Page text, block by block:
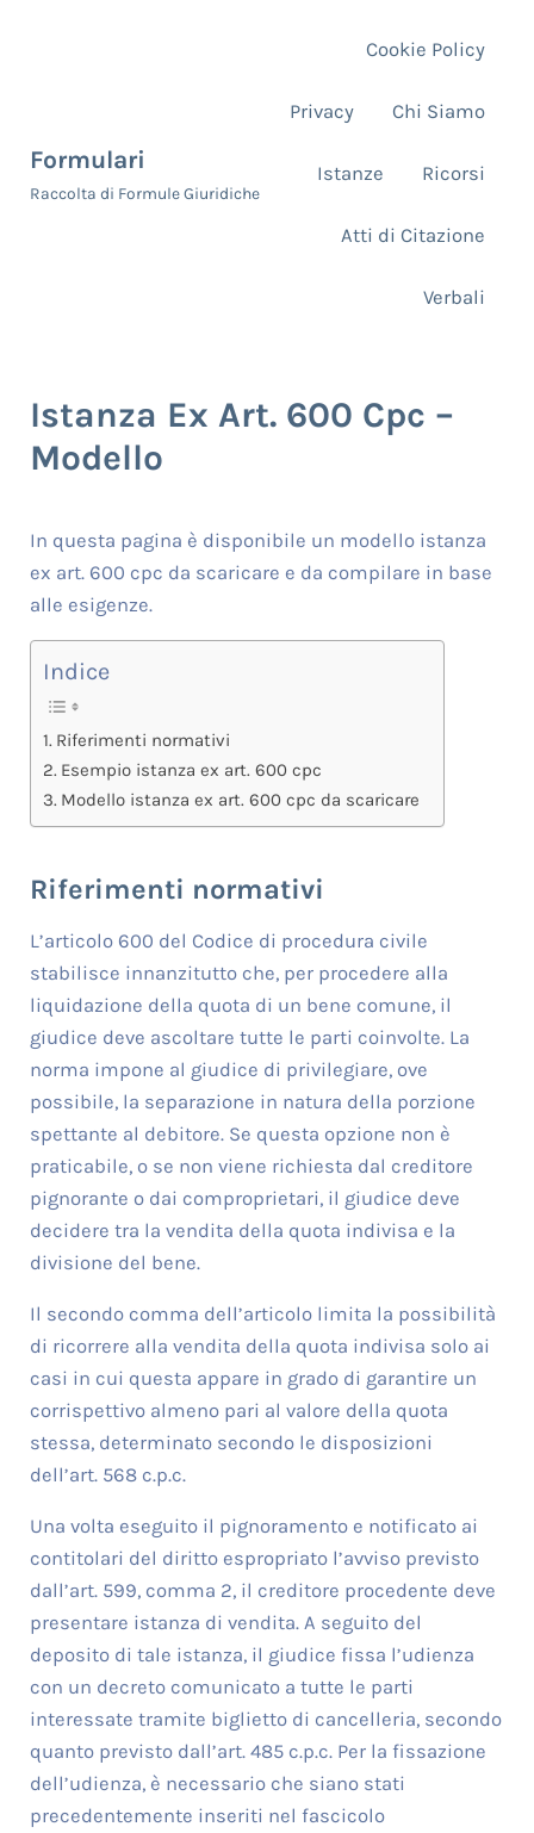
Formulari
Raccolta di Formule Giuridiche
Cookie Policy
Privacy Chi Siamo
Istanze Ricorsi
Atti di Citazione
Verbali
Istanza Ex Art. 600 Cpc –
Modello
In questa pagina è disponibile un modello istanza
ex art. 600 cpc da scaricare e da compilare in base
alle esigenze.
Indice
Riferimenti normativi
Esempio istanza ex art. 600 cpc
Modello istanza ex art. 600 cpc da scaricare
Riferimenti normativi
L’articolo 600 del Codice di procedura civile
stabilisce innanzitutto che, per procedere alla
liquidazione della quota di un bene comune, il
giudice deve ascoltare tutte le parti coinvolte. La
norma impone al giudice di privilegiare, ove
possibile, la separazione in natura della porzione
spettante al debitore. Se questa opzione non è
praticabile, o se non viene richiesta dal creditore
pignorante o dai comproprietari, il giudice deve
decidere tra la vendita della quota indivisa e la
divisione del bene.
Il secondo comma dell’articolo limita la possibilità
di ricorrere alla vendita della quota indivisa solo ai
casi in cui questa appare in grado di garantire un
corrispettivo almeno pari al valore della quota
stessa, determinato secondo le disposizioni
dell’art. 568 c.p.c.
Una volta eseguito il pignoramento e notificato ai
contitolari del diritto espropriato l’avviso previsto
dall’art. 599, comma 2, il creditore procedente deve
presentare istanza di vendita. A seguito del
deposito di tale istanza, il giudice fissa l’udienza
con un decreto comunicato a tutte le parti
interessate tramite biglietto di cancelleria, secondo
quanto previsto dall’art. 485 c.p.c. Per la fissazione
dell’udienza, è necessario che siano stati
precedentemente inseriti nel fascicolo